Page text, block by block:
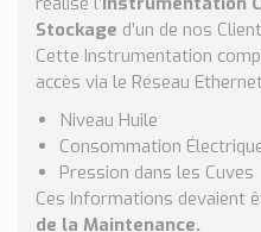
Blog
Nos Réalisations
Conseils et Actualités
Catalogue des essentiels
brasseries
Contact & Devis
Devis, Tarifs,
Stockage d’un de nos
Cette Instrumentation
accès via le Réseau
Niveau Huile
Consommation
Pression dans les Cuves
Ces Informations devaient
de la Maintenance.